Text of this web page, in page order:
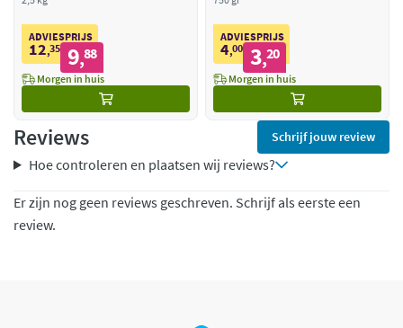
ADVIESPRIJS
12,35 9,88
Morgen in huis
ADVIESPRIJS
4,00 3,20
Morgen in huis
Reviews Schrijf jouw review
Hoe controleren en plaatsen wij reviews?
Er zijn nog geen reviews geschreven. Schrijf als eerste een
review.